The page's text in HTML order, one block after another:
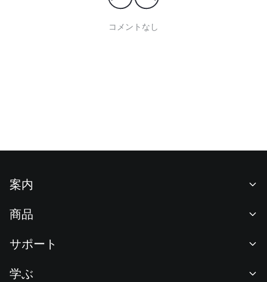
コメントなし
案内
ニュースルーム
F1 Oracle Red Bull Racing 公式スポンサー
商品
現物取引
サポート
学ぶ